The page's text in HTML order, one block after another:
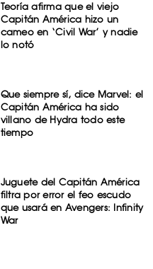
Teoría afirma que el viejo
Capitán América hizo un
cameo en ‘Civil War’ y nadie
lo notó
Que siempre sí, dice Marvel: el
Capitán América ha sido
villano de Hydra todo este
tiempo
Juguete del Capitán América
filtra por error el feo escudo
que usará en Avengers: Infinity
War